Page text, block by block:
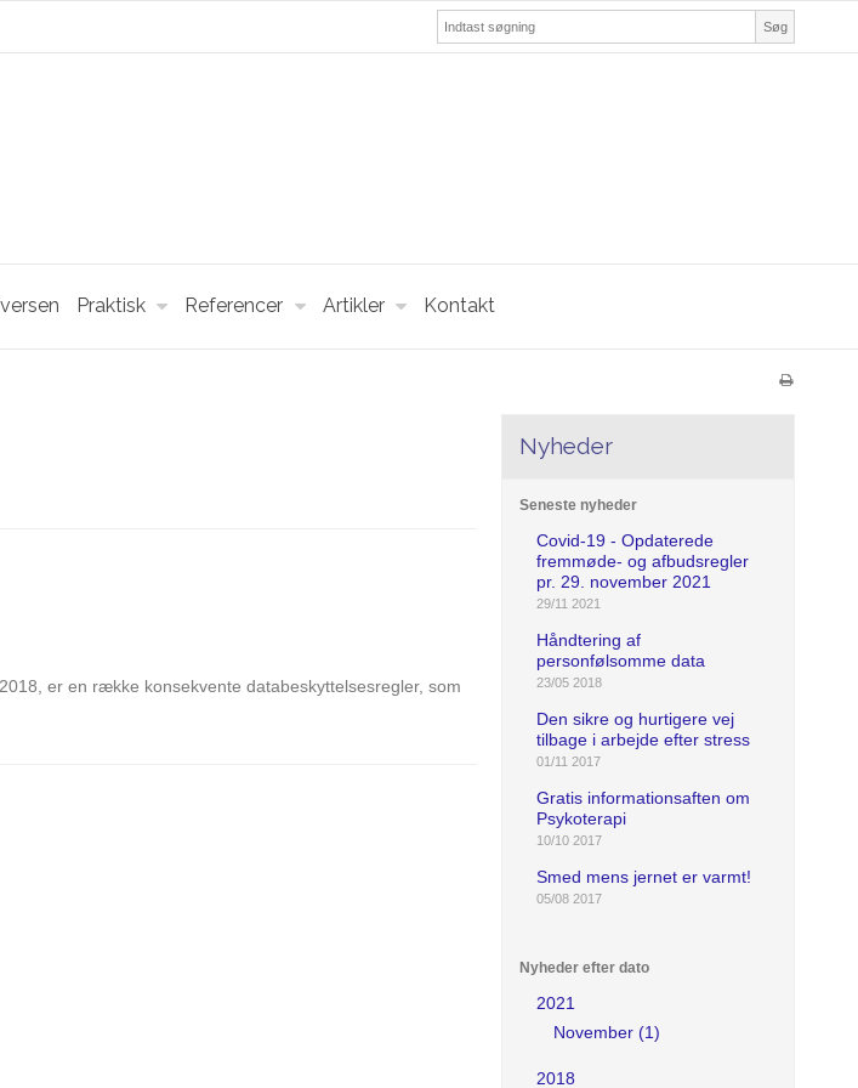
Søg
Praktisk Referencer Artikler Kontakt
er en række konsekvente databeskyttelsesregler, som
Nyheder
Seneste nyheder
Covid-19 - Opdaterede
fremmøde- og afbudsregler
pr. 29. november 2021
29/11 2021
Håndtering af
personfølsomme data
23/05 2018
Den sikre og hurtigere vej
tilbage i arbejde efter stress
01/11 2017
Gratis informationsaften om
Psykoterapi
10/10 2017
Smed mens jernet er varmt!
05/08 2017
Nyheder efter dato
2021
November (1)
2018